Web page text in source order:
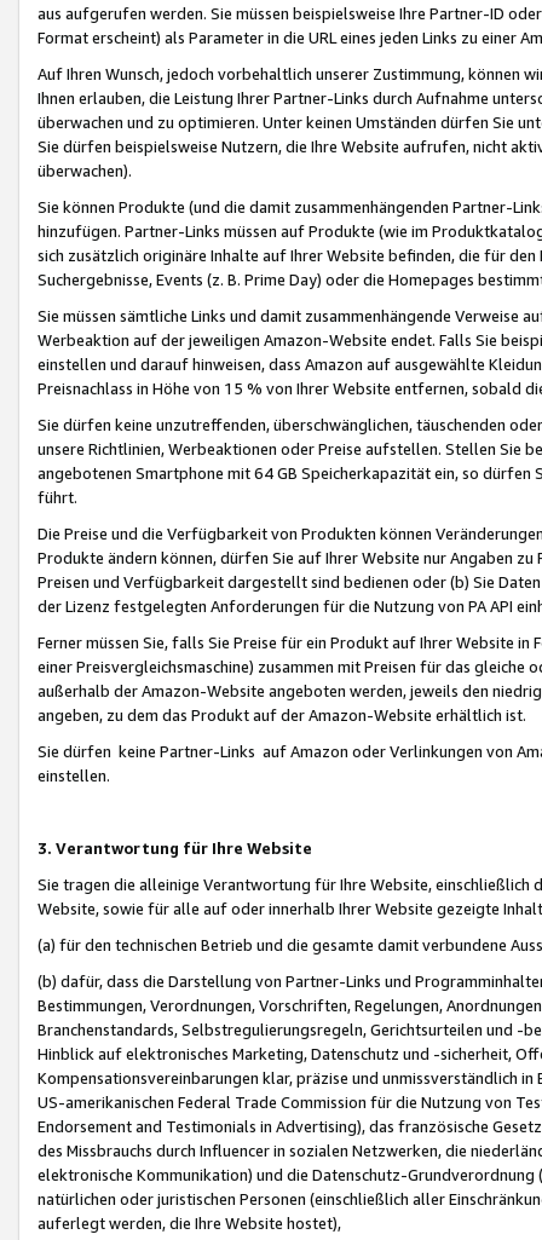
aus aufgerufen werden. Sie müssen beispielsweise Ihre Partner-ID
Format erscheint) als Parameter in die URL eines jeden Links zu einer
Auf Ihren Wunsch, jedoch vorbehaltlich unserer Zustimmung, können
Ihnen erlauben, die Leistung Ihrer Partner-Links durch Aufnahme
überwachen und zu optimieren. Unter keinen Umständen dürfen Sie
Sie dürfen beispielsweise Nutzern, die Ihre Website aufrufen, nicht
überwachen).
Sie können Produkte (und die damit zusammenhängenden Partner-
hinzufügen. Partner-Links müssen auf Produkte (wie im
sich zusätzlich originäre Inhalte auf Ihrer Website befinden, die für
Suchergebnisse, Events (z. B. Prime Day) oder die Homepages
Sie müssen sämtliche Links und damit zusammenhängende
Werbeaktion auf der jeweiligen Amazon-Website endet. Falls Sie
einstellen und darauf hinweisen, dass Amazon auf ausgewählte
Preisnachlass in Höhe von 15 % von Ihrer Website entfernen, sobald
Sie dürfen keine unzutreffenden, überschwänglichen, täuschenden
unsere Richtlinien, Werbeaktionen oder Preise aufstellen. Stellen Sie
angebotenen Smartphone mit 64 GB Speicherkapazität ein, so dürfen
führt.
Die Preise und die Verfügbarkeit von Produkten können
Produkte ändern können, dürfen Sie auf Ihrer Website nur Angaben
Preisen und Verfügbarkeit dargestellt sind bedienen oder (b) Sie
der Lizenz festgelegten Anforderungen für die Nutzung von PA API
Ferner müssen Sie, falls Sie Preise für ein Produkt auf Ihrer Website
einer Preisvergleichsmaschine) zusammen mit Preisen für das
außerhalb der Amazon-Website angeboten werden, jeweils den
angeben, zu dem das Produkt auf der Amazon-Website erhältlich ist.
Sie dürfen keine Partner-Links auf Amazon oder Verlinkungen von
einstellen.
3. Verantwortung für Ihre Website
Sie tragen die alleinige Verantwortung für Ihre Website,
Website, sowie für alle auf oder innerhalb Ihrer Website gezeigte
(a) für den technischen Betrieb und die gesamte damit verbundene
(b) dafür, dass die Darstellung von Partner-Links und
Bestimmungen, Verordnungen, Vorschriften, Regelungen,
Branchenstandards, Selbstregulierungsregeln, Gerichtsurteilen und -
Hinblick auf elektronisches Marketing, Datenschutz und -sicherheit,
Kompensationsvereinbarungen klar, präzise und unmissverständlich
US-amerikanischen Federal Trade Commission für die Nutzung von
Endorsement and Testimonials in Advertising), das französische
des Missbrauchs durch Influencer in sozialen Netzwerken, die
elektronische Kommunikation) und die Datenschutz-
natürlichen oder juristischen Personen (einschließlich aller
auferlegt werden, die Ihre Website hostet),